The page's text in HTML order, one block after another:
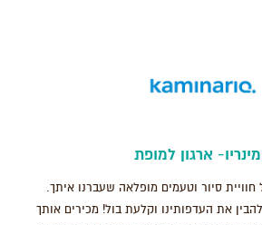
ארגון למופת
סיור וטעמים מופלאה שעברנו איתך.
את העדפותינו וקלעת בול! מכירים אותך